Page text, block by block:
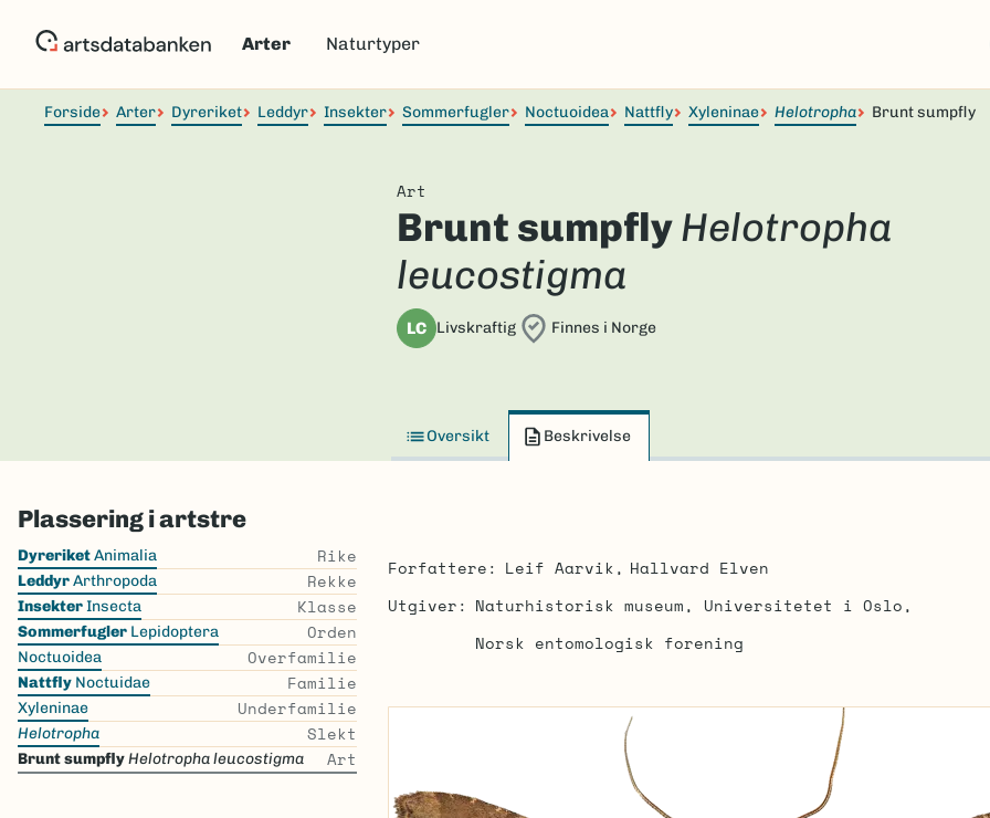
Arter Naturtyper
Forside Arter Dyreriket Leddyr Insekter Sommerfugler Noctuoidea Nattfly Xyleninae Helotropha Brunt sumpfly
Art
Brunt sumpflyHelotropha
leucostigma
LC Livskraftig Finnes i Norge
Oversikt Beskrivelse
Plassering i artstre
Skip
the
list
DyreriketAnimalia Rike
LeddyrArthropoda Rekke
InsekterInsecta Klasse
Sommerfugler Lepidoptera Orden
Noctuoidea Overfamilie
Nattfly Noctuidae Familie
Xyleninae Underfamilie
Helotropha Slekt
Brunt sumpflyHelotropha leucostigma Art
Forfattere Leif Aarvik
Hallvard Elven
Utgiver
Naturhistorisk museum, Universitetet i Oslo
Norsk entomologisk forening